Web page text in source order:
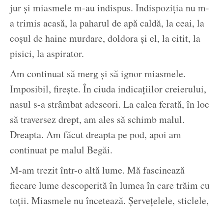
jur și miasmele m-au indispus. Indispoziția nu m-
a trimis acasă, la paharul de apă caldă, la ceai, la
coșul de haine murdare, doldora și el, la citit, la
pisici, la aspirator.
Am continuat să merg și să ignor miasmele.
Imposibil, firește. În ciuda indicațiilor creierului,
nasul s-a strâmbat adeseori. La calea ferată, în loc
să traversez drept, am ales să schimb malul.
Dreapta. Am făcut dreapta pe pod, apoi am
continuat pe malul Begăi.
M-am trezit într-o altă lume. Mă fascinează
fiecare lume descoperită în lumea în care trăim cu
toții. Miasmele nu încetează. Șervețelele, sticlele,